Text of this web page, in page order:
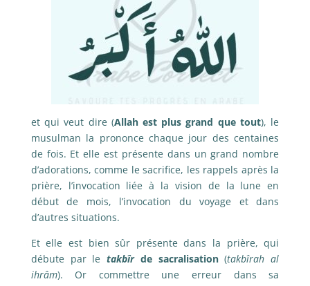
et qui veut dire (Allah est plus grand que tout), le
musulman la prononce chaque jour des centaines
de fois. Et elle est présente dans un grand nombre
d’adorations, comme le sacrifice, les rappels après la
prière, l’invocation liée à la vision de la lune en
début de mois, l’invocation du voyage et dans
d’autres situations.
Et elle est bien sûr présente dans la prière, qui
débute par letakbîrde sacralisation(takbîrah al
ihrâm). Or commettre une erreur dans sa